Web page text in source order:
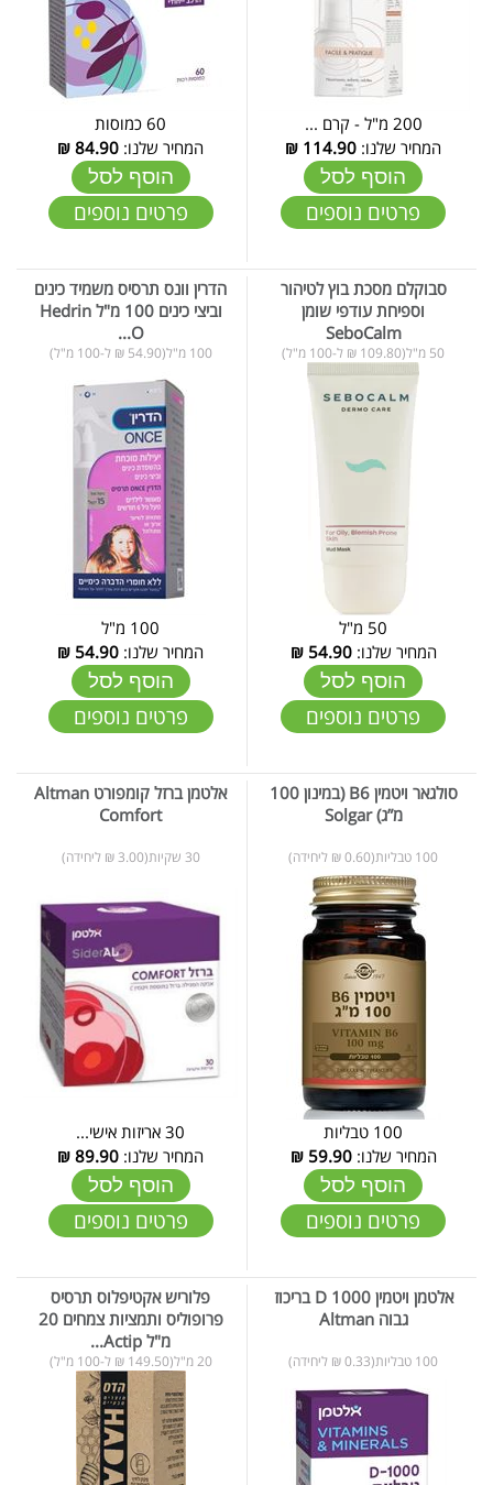
200 מ"ל - קרם ...
המחיר שלנו: 114.90
₪
הוסף לסל
פרטים נוספים
60 כמוסות
המחיר שלנו: 84.90
₪
הוסף לסל
פרטים נוספים
סבוקלם מסכת בוץ לטיהור
וספיחת עודפי שומן
SeboCalm
50 מ"ל(109.80 ₪ ל-100 מ"ל)
50 מ"ל
המחיר שלנו:54.90
₪
הוסף לסל
פרטים נוספים
הדרין וונס תרסיס משמיד כינים
וביצי כינים 100 מ"ל Hedrin
O...
100 מ"ל(54.90 ₪ ל-100 מ"ל)
100 מ"ל
המחיר שלנו: 54.90
₪
הוסף לסל
פרטים נוספים
סולגאר ויטמין B6 (במינון 100
מ”ג) Solgar
100 טבליות(0.60 ₪ ליחידה)
100 טבליות
המחיר שלנו:59.90
₪
הוסף לסל
פרטים נוספים
אלטמן ברזל קומפורט Altman
Comfort
30 שקיות(3.00 ₪ ליחידה)
30 אריזות אישי...
המחיר שלנו: 89.90
₪
הוסף לסל
פרטים נוספים
אלטמן ויטמין D 1000 בריכוז
גבוה Altman
100 טבליות(0.33 ₪ ליחידה)
פלוריש אקטיפלוס תרסיס
פרופוליס ותמציות צמחים 20
מ"ל Actip...
20 מ"ל(149.50 ₪ ל-100 מ"ל)